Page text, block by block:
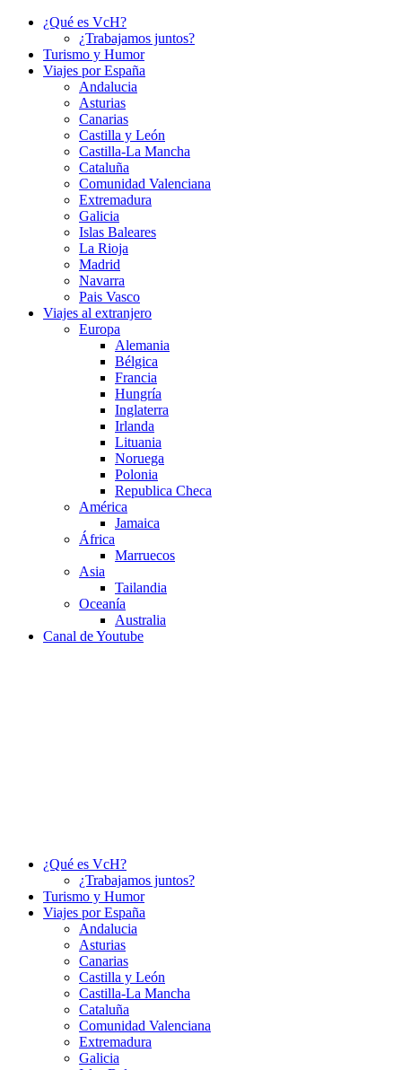
¿Qué es VcH?
¿Trabajamos juntos?
Turismo y Humor
Viajes por España
Andalucia
Asturias
Canarias
Castilla y León
Castilla-La Mancha
Cataluña
Comunidad Valenciana
Extremadura
Galicia
Islas Baleares
La Rioja
Madrid
Navarra
Pais Vasco
Viajes al extranjero
Europa
Alemania
Bélgica
Francia
Hungría
Inglaterra
Irlanda
Lituania
Noruega
Polonia
Republica Checa
América
Jamaica
África
Marruecos
Asia
Tailandia
Oceanía
Australia
Canal de Youtube
¿Qué es VcH?
¿Trabajamos juntos?
Turismo y Humor
Viajes por España
Andalucia
Asturias
Canarias
Castilla y León
Castilla-La Mancha
Cataluña
Comunidad Valenciana
Extremadura
Galicia